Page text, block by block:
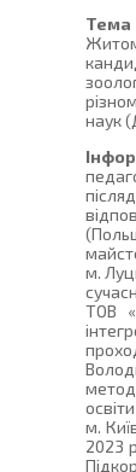
Тема
наук
м.
ТОВ
м.
2023